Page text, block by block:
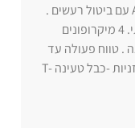
אוזנייה אלחוטית A30i. מותג Anker Tws עם ביטול רעשים .
מבטיחה סאונד צלול עם בס חזק ועוצמתי. 4 מיקרופונים
מלאה . טווח פעולה עד
10 מטר אטימות למים ואבק :IP54 זוג אוזניות -כבל טעינה T-